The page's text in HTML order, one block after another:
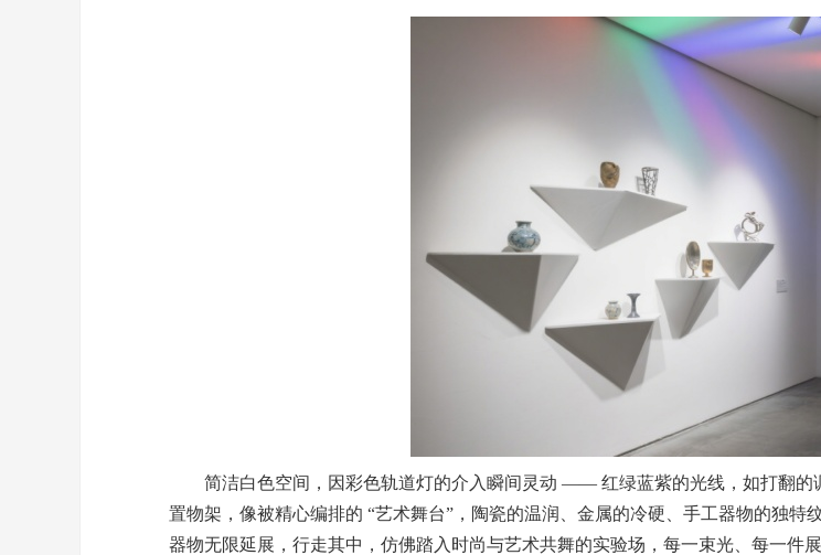
简洁白色空间，因彩色轨道灯的介入瞬间灵动 —— 红绿蓝紫的光线，如打翻的
置物架，像被精心编排的 “艺术舞台”，陶瓷的温润、金属的冷硬、手工器物的独
器物无限延展，行走其中，仿佛踏入时尚与艺术共舞的实验场，每一束光、每一件